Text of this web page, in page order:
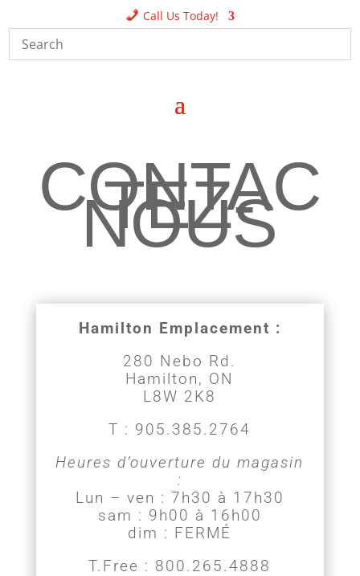
Call Us Today!
CONTAC
TEZ-
NOUS
Hamilton Emplacement :
280 Nebo Rd.
Hamilton, ON
L8W 2K8
T : 905.385.2764
Heures d’ouverture du magasin
:
Lun – ven : 7h30 à 17h30
sam : 9h00 à 16h00
dim : FERMÉ
T.Free : 800.265.4888